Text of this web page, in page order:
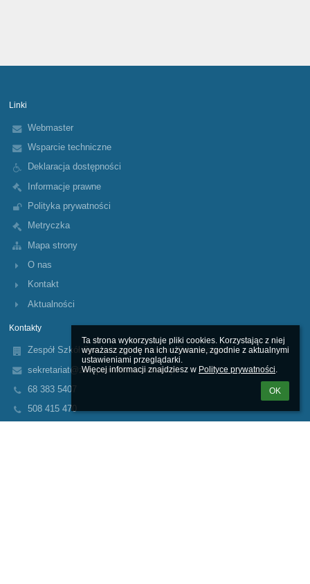
Ta strona wykorzystuje pliki cookies. Korzystając z niej
wyrażasz zgodę na ich używanie, zgodnie z aktualnymi
ustawieniami przeglądarki.
Więcej informacji znajdziesz w Polityce prywatności.
OK
Linki
Webmaster
Wsparcie techniczne
Deklaracja dostępności
Informacje prawne
Polityka prywatności
Metryczka
Mapa strony
O nas
Kontakt
Aktualności
Kontakty
Zespół Szkół Specjalnych w Krośnie Odrzańskim
sekretariat@zss.powiatkrosnienski.pl
68 383 5407
508 415 470